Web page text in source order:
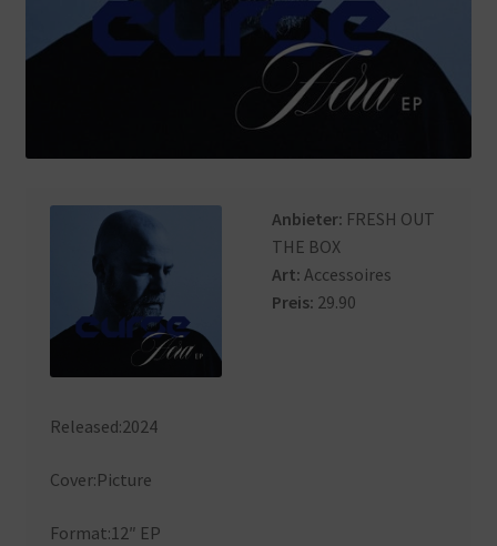
Anbieter: FRESH OUT
THE BOX
Art:Accessoires
Preis: 29.90
Released:2024
Cover:Picture
Format:12″ EP